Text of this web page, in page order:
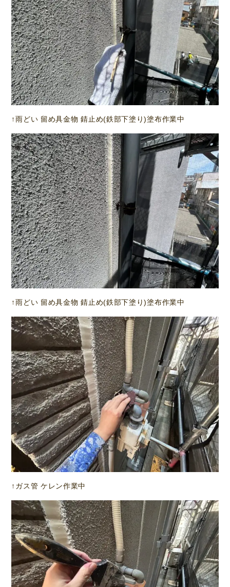
↑雨どい 留め具金物 錆止め(鉄部下塗り)塗布作業中
↑雨どい 留め具金物 錆止め(鉄部下塗り)塗布作業中
↑ガス管 ケレン作業中